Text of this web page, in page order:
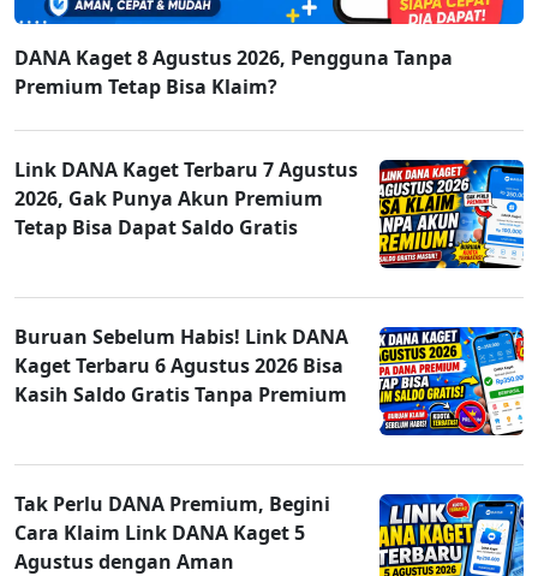
DANA Kaget 8 Agustus 2026, Pengguna Tanpa
Premium Tetap Bisa Klaim?
Link DANA Kaget Terbaru 7 Agustus
2026, Gak Punya Akun Premium
Tetap Bisa Dapat Saldo Gratis
Buruan Sebelum Habis! Link DANA
Kaget Terbaru 6 Agustus 2026 Bisa
Kasih Saldo Gratis Tanpa Premium
Tak Perlu DANA Premium, Begini
Cara Klaim Link DANA Kaget 5
Agustus dengan Aman